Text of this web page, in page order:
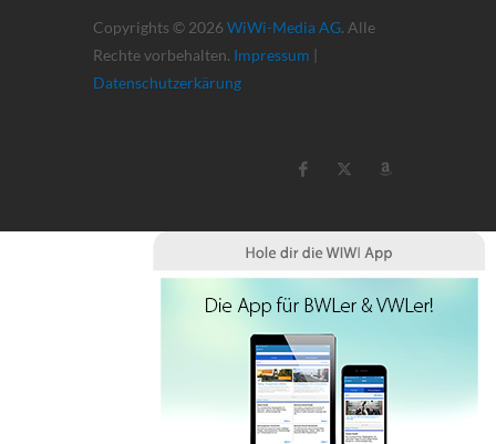
Copyrights © 2026 WiWi-Media AG. Alle
Rechte vorbehalten. Impressum |
Datenschutzerkärung